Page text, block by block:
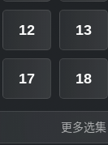
12 13
17 18
更多选集